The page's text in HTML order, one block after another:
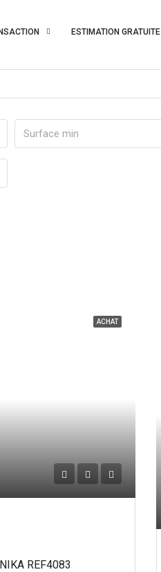
ESTIMATION GRATUITE
ACHAT
REF4083